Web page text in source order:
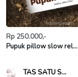
Rp 250.000,-
Pupuk pillow slow rel...
TAS SATU S...